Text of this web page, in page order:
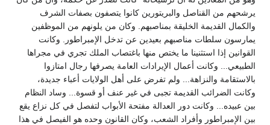
يرشحهم من القناصل والبريتورين كانوا يتصفون بصفات الشرف
والكمال القديمة الخليقة بمناصبهم. وكان من يلونهم من الموظفين
يمارسون سلطات مناصبهم بعيدين عن تدخل الإمبراطور. وكانت
القوانين إذا استثنينا ما يختص منها باغتصاب الملك تجري في مجراها
الطبيعي... وكانت أعمال الإيرادات العامة يصرفها رجال امتازوا
بالاستقامة والنزاهة... ولم تفرض على أهل الولايات أعباء جديدة،
وكانت الضرائب القديمة تجبى في غير عنف أو قسوة... وساد النظام
بين عبيده... وكانت دور العدالة مفتحة الأبواب لتفصل في كل نزاع يقع
بين الإمبراطور وأفراد الشعب، وكان القانون وحده هو الفيصل في هذا